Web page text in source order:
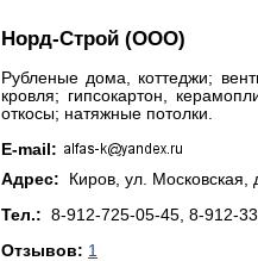
Норд-Строй (ООО)
Рубленые дома, коттеджи;
кровля; гипсокартон,
откосы; натяжные потолки.
E-mail:
Адрес: Киров, yл. Мocкoвcкaя,
Тел.: 8-912-725-05-45, 8-912-
Отзывов: 1